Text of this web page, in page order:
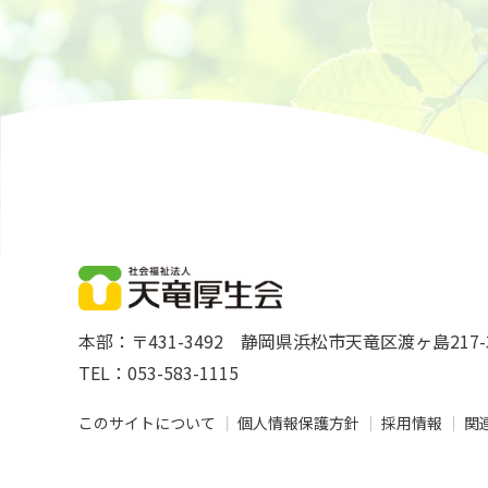
本部：〒431-3492静岡県浜松市天竜区渡ヶ島
TEL：053-583-1115
このサイトについて 個人情報保護方針 採用情報 関